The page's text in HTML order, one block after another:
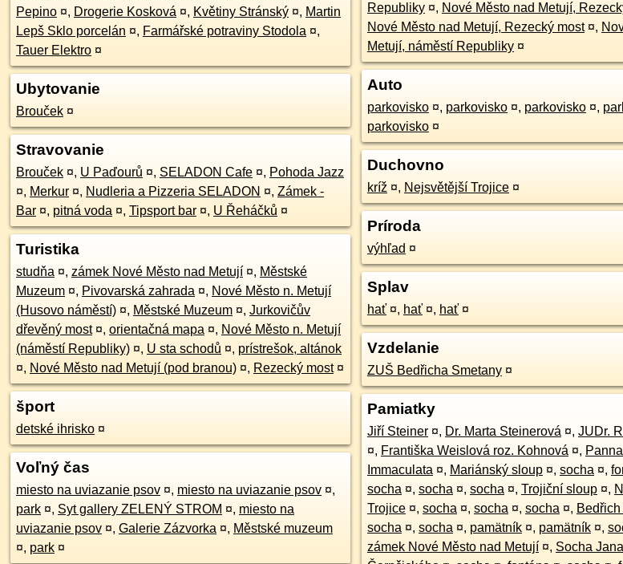
Pepino ¤, Drogerie Kosková ¤, Květiny Stránský ¤, Martin
Lepš Sklo porcelán ¤, Farmářské potraviny Stodola ¤,
Tauer Elektro ¤
Ubytovanie
Brouček ¤
Stravovanie
Brouček ¤, U Paďourů ¤, SELADON Cafe ¤, Pohoda Jazz
¤, Merkur ¤, Nudleria a Pizzeria SELADON ¤, Zámek -
Bar ¤, pitná voda ¤, Tipsport bar ¤, U Řeháčků ¤
Turistika
studňa ¤, zámek Nové Město nad Metují ¤, Městské
Muzeum ¤, Pivovarská zahrada ¤, Nové Město n. Metují
(Husovo náměstí) ¤, Městské Muzeum ¤, Jurkovičův
dřevěný most ¤, orientačná mapa ¤, Nové Město n. Metují
(náměstí Republiky) ¤, U sta schodů ¤, prístrešok, altánok
¤, Nové Město nad Metují (pod branou) ¤, Rezecký most ¤
šport
detské ihrisko ¤
Voľný čas
miesto na uviazanie psov ¤, miesto na uviazanie psov ¤,
park ¤, Syt gallery ZELENÝ STROM ¤, miesto na
uviazanie psov ¤, Galerie Zázvorka ¤, Městské muzeum
¤, park ¤
Republiky ¤, Nové Město nad Metují,
Nové Město nad Metují, Rezecký most ¤,
Metují, náměstí Republiky ¤
Auto
parkovisko ¤, parkovisko ¤, parkovisko ¤,
parkovisko ¤
Duchovno
kríž ¤, Nejsvětější Trojice ¤
Príroda
výhľad ¤
Splav
hať ¤, hať ¤, hať ¤
Vzdelanie
ZUŠ Bedřicha Smetany ¤
Pamiatky
Jiří Steiner ¤, Dr. Marta Steinerová ¤, JUDr.
¤, Františka Weislová roz. Kohnová ¤,
Immaculata ¤, Mariánský sloup ¤, socha ¤,
socha ¤, socha ¤, socha ¤, Trojiční sloup ¤,
Trojice ¤, socha ¤, socha ¤, socha ¤,
socha ¤, socha ¤, pamätník ¤, pamätník ¤,
zámek Nové Město nad Metují ¤, Socha Jana